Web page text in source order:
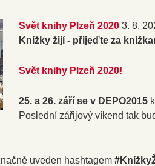
Svět knihy Plzeň 2020 3. 8.
Knížky žijí - přijeďte za
Svět knihy Plzeň 2020!
25. a 26. září se v DEPO2015
Poslední zářijový víkend tak
uveden hashtagem